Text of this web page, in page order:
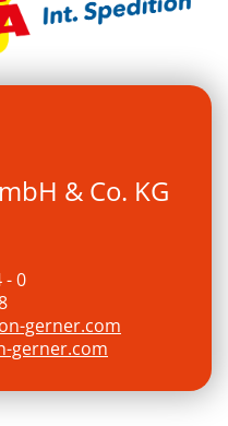
& Co. KG
- 0
gerner.com
gerner.com